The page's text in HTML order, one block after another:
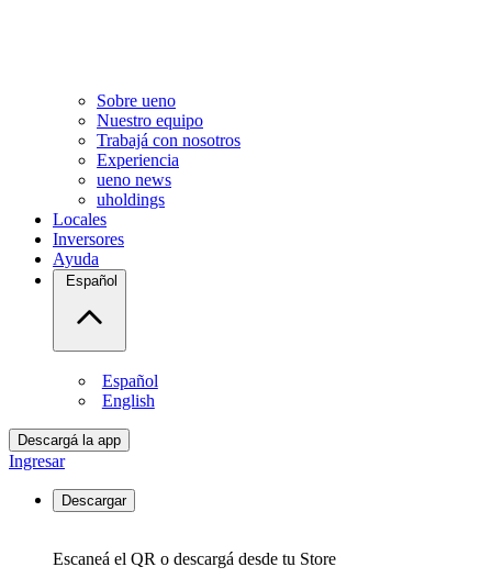
Sobre ueno
Nuestro equipo
Trabajá con nosotros
Experiencia
ueno news
uholdings
Locales
Inversores
Ayuda
Español
Español
English
Descargá la app
Ingresar
Descargar
Escaneá el QR o descargá desde tu Store